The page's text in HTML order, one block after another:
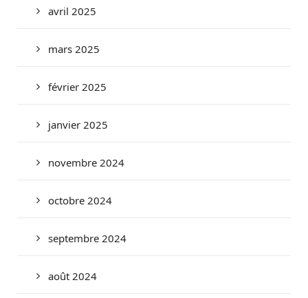
avril 2025
mars 2025
février 2025
janvier 2025
novembre 2024
octobre 2024
septembre 2024
août 2024